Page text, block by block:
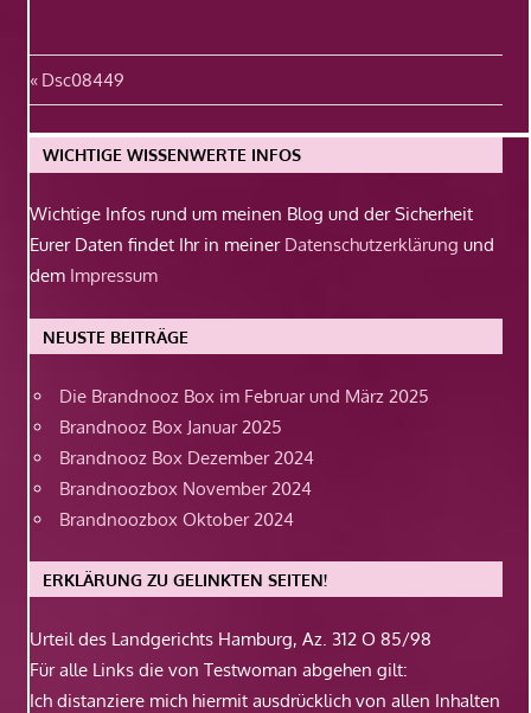
Beitragsnavigation
Vorheriger
Beitrag:
Dsc08449
WICHTIGE WISSENWERTE INFOS
Wichtige Infos rund um meinen Blog und der Sicherheit
Eurer Daten findet Ihr in meiner Datenschutzerklärung und
dem Impressum
NEUSTE BEITRÄGE
Die Brandnooz Box im Februar und März 2025
Brandnooz Box Januar 2025
Brandnooz Box Dezember 2024
Brandnoozbox November 2024
Brandnoozbox Oktober 2024
ERKLÄRUNG ZU GELINKTEN SEITEN!
Urteil des Landgerichts Hamburg, Az. 312 O 85/98
Für alle Links die von Testwoman abgehen gilt:
Ich distanziere mich hiermit ausdrücklich von allen Inhalten